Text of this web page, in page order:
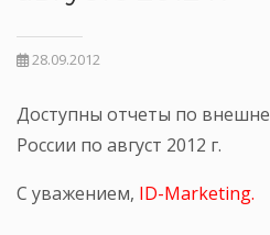
28.09.2012
Доступны отчеты по
России по август 2012 г.
С уважением, ID-Marketing.